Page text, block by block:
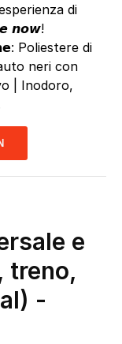
di
𝙣𝙤𝙬!
Poliestere di
neri con
| Inodoro,
e
treno,
-